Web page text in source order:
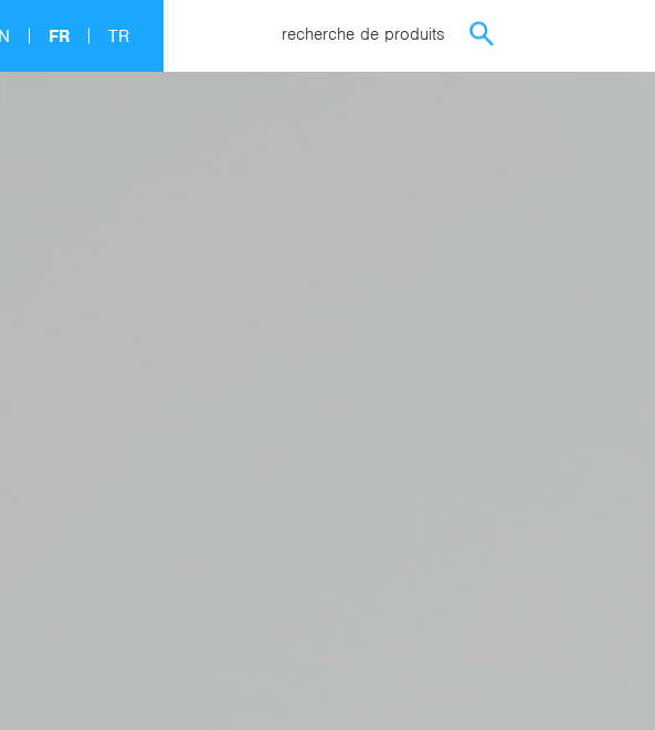
FR TR recherche de produits